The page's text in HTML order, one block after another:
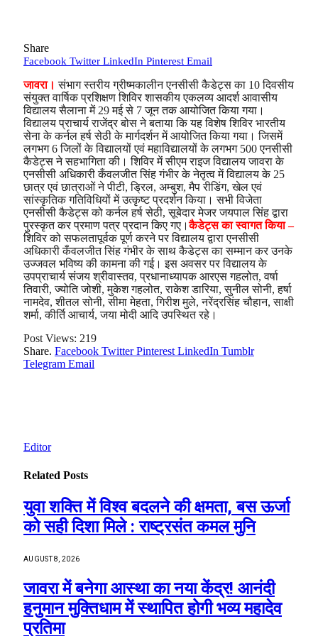
Share
Facebook Twitter LinkedIn Pinterest Email
जावरा। संभाग स्तरीय ग्रीष्मकालीन एनसीसी कैडेट्स का 10 दिवसीय
संयुक्त वार्षिक प्रशिक्षण शिविर शासकीय एकलव्य आदर्श आवासीय
विद्यालय सैलाना में 29 मई से 7 जून तक आयोजित किया गया।
विद्यालय प्राचार्य राजेंद्र बोस ने बताया कि यह विशेष शिविर भारतीय
सेना के कर्नल हर्ष सेठी के मार्गदर्शन में आयोजित किया गया। जिसमें
लगभग 6 जिलों के विद्यालयों एवं महाविद्यालयों के लगभग 500 एनसीसी
कैडेट्स ने सहभागिता की। शिविर में सीएम राइज विद्यालय जावरा के
एनसीसी अधिकारी कँवलजीत सिंह गंभीर के नेतृत्व में विद्यालय के 25
छात्र एवं छात्राओं ने पीटी, ड्रिल, अम्बुश, मैप रीडिंग, खेल एवं
सांस्कृतिक गतिविधियों में उत्कृष्ट प्रदर्शन किया। सभी विजेता
एनसीसी कैडेट्स को कर्नल हर्ष सेठी, सूबेदार मेजर जयपाल सिंह द्वारा
पुरस्कृत कर प्रमाण पत्र प्रदान किए गए।कैडेट्स का स्वागत किया –
शिविर को सफलतापूर्वक पूर्ण करने पर विद्यालय द्वारा एनसीसी
अधिकारी कँवलजीत सिंह गंभीर के साथ कैडेट्स का सम्मान कर उनके
उज्जवल भविष्य की कामना की गई। इस अवसर पर विद्यालय के
उपप्राचार्य संजय श्रीवास्तव, प्रधानाध्यापक आरएस गहलोत, वर्षा
तिवारी, ज्योति जोशी, मुकेश गहलोत, राकेश डारिया, सुनील सोनी, हर्षा
नामदेव, शीतल सोनी, सीमा मेहता, गिरीश मुले, नरेंद्रसिंह चौहान, साक्षी
शर्मा, कीर्ति आचार्य, जया मोदी आदि उपस्थित रहे।
Post Views: 219
Share. Facebook Twitter Pinterest LinkedIn Tumblr
Telegram Email
Editor
Related Posts
युवा शक्ति में विश्व बदलने की क्षमता, बस ऊर्जा
को सही दिशा मिले : राष्ट्रसंत कमल मुनि
AUGUST 8, 2026
जावरा में बनेगा आस्था का नया केंद्र! आनंदी
हनुमान मुक्तिधाम में स्थापित होगी भव्य महादेव
प्रतिमा